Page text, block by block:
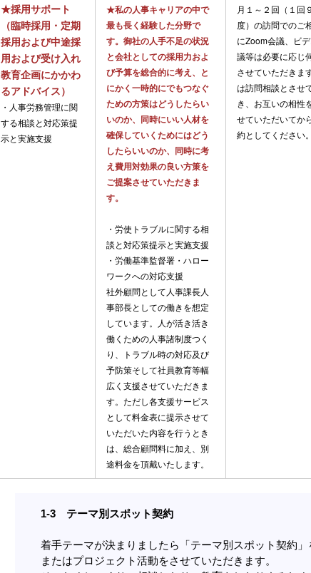
★採用サポート
（臨時採用・定期
採用および中途採
用および受け入れ
教育企画にかかわ
るアドバイス）
・人事労務管理に関
する相談と対応策提
示と実施支援
★私の人事キャリアの中で
最も長く経験した分野で
す。御社の人手不足の状況
と会社としての採用力およ
び予算を総合的に考え、と
にかく一時的にでもつなぐ
ための方策はどうしたらい
いのか、同時にいい人材を
確保していくためにはどう
したらいいのか、同時に考
え費用対効果の良い方策を
ご提案させていただきま
す。
・労使トラブルに関する相
談と対応策提示と実施支援
・労働基準監督署・ハロー
ワークへの対応支援
社外顧問として人事課長人
事部長としての働きを想定
しています。人が活き活き
働くための人事諸制度つく
り、トラブル時の対応及び
予防策そして社員教育等幅
広く支援させていただきま
す。ただし各支援サービス
として料金表に提示させて
いただいた内容を行うとき
は、総合顧問料に加え、別
途料金を頂戴いたします。
月１～２回（１回
度）の訪問でのご
にZoom会議、ビ
議等は必要に応じ
させていただきま
は訪問相談とさせ
き、お互いの相性
せていただいてか
約としてください。
1-3 テーマ別スポット契約
着手テーマが決まりましたら「テーマ別スポット契約
またはプロジェクト活動をさせていただきます。